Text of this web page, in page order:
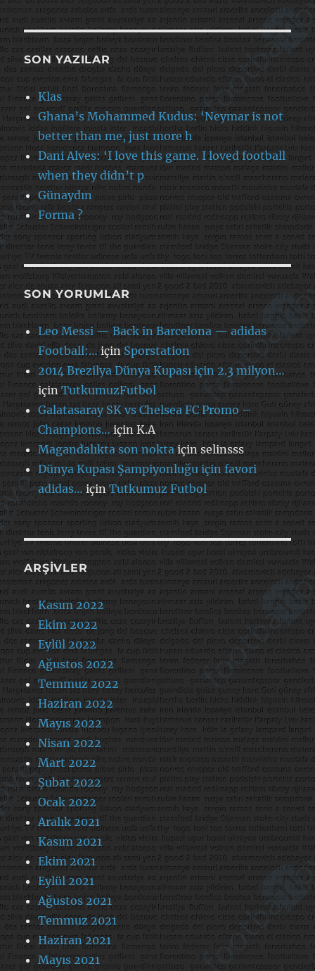
SON YAZILAR
Klas
Ghana’s Mohammed Kudus: ‘Neymar is not
better than me, just more h
Dani Alves: ‘I love this game. I loved football
when they didn’t p
Günaydın
Forma ?
SON YORUMLAR
Leo Messi — Back in Barcelona — adidas
Football:…içinSporstation
2014 Brezilya Dünya Kupası için 2.3 milyon…
içinTutkumuzFutbol
Galatasaray SK vs Chelsea FC Promo –
Champions…içinK.A
Magandalıkta son nokta içinselinsss
Dünya Kupası Şampiyonluğu için favori
adidas… içinTutkumuz Futbol
ARŞIVLER
Kasım 2022
Ekim 2022
Eylül 2022
Ağustos 2022
Temmuz 2022
Haziran 2022
Mayıs 2022
Nisan 2022
Mart 2022
Şubat 2022
Ocak 2022
Aralık 2021
Kasım 2021
Ekim 2021
Eylül 2021
Ağustos 2021
Temmuz 2021
Haziran 2021
Mayıs 2021